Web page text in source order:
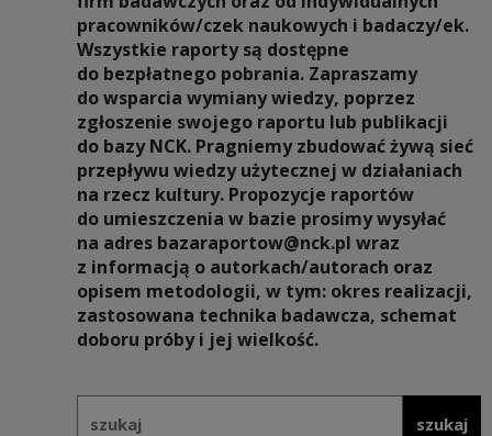
pracowników/czek naukowych i badaczy/ek.
Wszystkie raporty są dostępne
do bezpłatnego pobrania. Zapraszamy
do wsparcia wymiany wiedzy, poprzez
zgłoszenie swojego raportu lub publikacji
do bazy NCK. Pragniemy zbudować żywą sieć
przepływu wiedzy użytecznej w działaniach
na rzecz kultury. Propozycje raportów
do umieszczenia w bazie prosimy wysyłać
na adres bazaraportow@nck.pl wraz
z informacją o autorkach/autorach oraz
opisem metodologii, w tym: okres realizacji,
zastosowana technika badawcza, schemat
doboru próby i jej wielkość.
Formularz wyszukiwania w szukaj